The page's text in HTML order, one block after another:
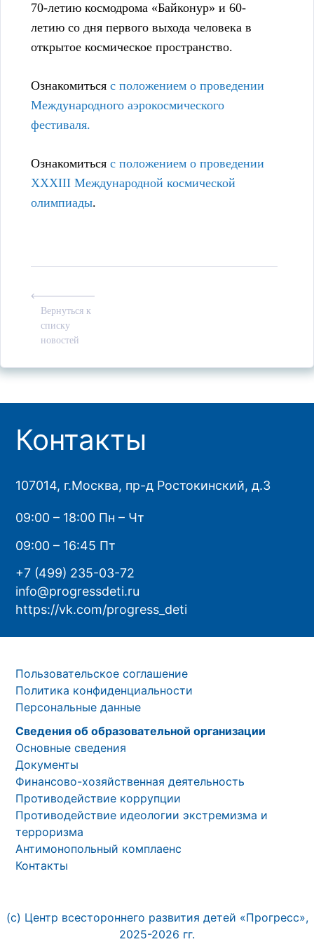
70-летию космодрома «Байконур» и 60-
летию со дня первого выхода человека в
открытое космическое пространство.
Ознакомиться с положением о проведении
Международного аэрокосмического
фестиваля.
Ознакомиться с положением о проведении
XXXIII Международной космической
олимпиады.
Вернуться к
списку
новостей
Контакты
107014, г.Москва, пр-д Ростокинский, д.3
09:00 – 18:00 Пн – Чт
09:00 – 16:45 Пт
+7 (499) 235-03-72
info@progressdeti.ru
https://vk.com/progress_deti
Пользовательское соглашение
Политика конфиденциальности
Персональные данные
Сведения об образовательной организации
Основные сведения
Документы
Финансово-хозяйственная деятельность
Противодействие коррупции
Противодействие идеологии экстремизма и
терроризма
Антимонопольный комплаенс
Контакты
(с) Центр всестороннего развития детей «Прогресс»,
2025-2026 гг.